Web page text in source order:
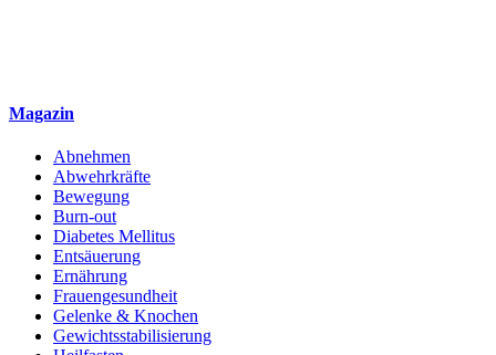
Magazin
Abnehmen
Abwehrkräfte
Bewegung
Burn-out
Diabetes Mellitus
Entsäuerung
Ernährung
Frauengesundheit
Gelenke & Knochen
Gewichtsstabilisierung